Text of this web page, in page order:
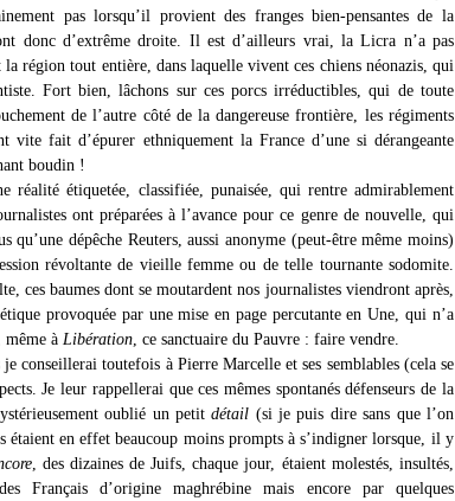
pas lorsqu’il provient des franges bien-pensantes de la
donc d’extrême droite. Il est d’ailleurs vrai, la Licra n’a pas
la région tout entière, dans laquelle vivent ces chiens néonazis, qui
Fort bien, lâchons sur ces porcs irréductibles, qui de toute
de l’autre côté de la dangereuse frontière, les régiments
vite fait d’épurer ethniquement la France d’une si dérangeante
boudin !
réalité étiquetée, classifiée, punaisée, qui rentre admirablement
ont préparées à l’avance pour ce genre de nouvelle, qui
qu’une dépêche Reuters, aussi anonyme (peut-être même moins)
révoltante de vieille femme ou de telle tournante sodomite.
ces baumes dont se moutardent nos journalistes viendront après,
provoquée par une mise en page percutante en Une, qui n’a
à Libération , ce sanctuaire du Pauvre : faire vendre.
conseillerai toutefois à Pierre Marcelle et ses semblables (cela se
Je leur rappellerai que ces mêmes spontanés défenseurs de la
oublié un petitdétail (si je puis dire sans que l’on
étaient en effet beaucoup moins prompts à s’indigner lorsque, il y
, des dizaines de Juifs, chaque jour, étaient molestés, insultés,
Français d’origine maghrébine mais encore par quelques